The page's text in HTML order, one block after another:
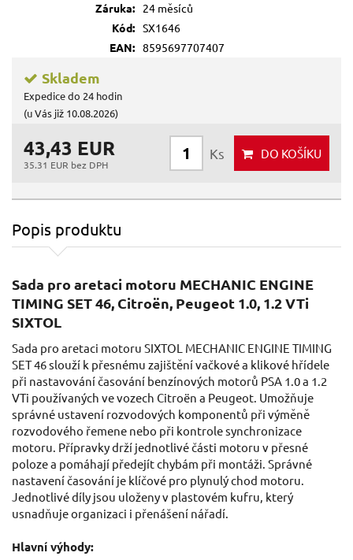
Záruka:
24 měsíců
Kód: SX1646
EAN: 8595697707407
Skladem
Expedice do 24 hodin
(u Vás již 10.08.2026)
43,43 EUR
35.31 EUR bez DPH
Ks DO KOŠÍKU
Popis produktu
Sada pro aretaci motoru MECHANIC ENGINE
TIMING SET 46, Citroën, Peugeot 1.0, 1.2 VTi
SIXTOL
Sada pro aretaci motoru SIXTOL MECHANIC ENGINE TIMING
SET 46 slouží k přesnému zajištění vačkové a klikové hřídele
při nastavování časování benzínových motorů PSA 1.0 a 1.2
VTi používaných ve vozech Citroën a Peugeot. Umožňuje
správné ustavení rozvodových komponentů při výměně
rozvodového řemene nebo při kontrole synchronizace
motoru. Přípravky drží jednotlivé části motoru v přesné
poloze a pomáhají předejít chybám při montáži. Správné
nastavení časování je klíčové pro plynulý chod motoru.
Jednotlivé díly jsou uloženy v plastovém kufru, který
usnadňuje organizaci i přenášení nářadí.
Hlavní výhody: